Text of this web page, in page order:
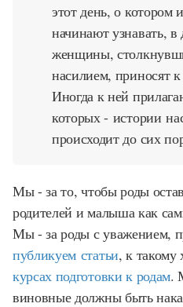
этот день, о котором
начинают узнавать, в
женщины,
насилием, приносят
Иногда к ней
которых - истории
происходит до сих
Мы - за то, чтобы роды
родителей и малыша как
Мы - за роды с уважением,
публикуем статьи, к такому
курсах подготовки к родам.
виновные должны быть